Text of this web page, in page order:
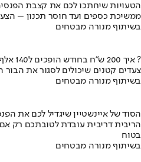
הטעויות שיחתכו לכם את קצבת
ממשיכת כספים ועד חוסר תכנון –
בשיתוף מנורה מבטחים
איך 200 ש"ח בחודש הופכים ל140 אלף ?
צעדים קטנים שיכולים לסגור את הבור
בשיתוף מנורה מבטחים
הסוד של איינשטיין שיגדיל לכם את
הריבית דריבית עובדת לטובתכם רק
בטוח
בשיתוף מנורה מבטחים